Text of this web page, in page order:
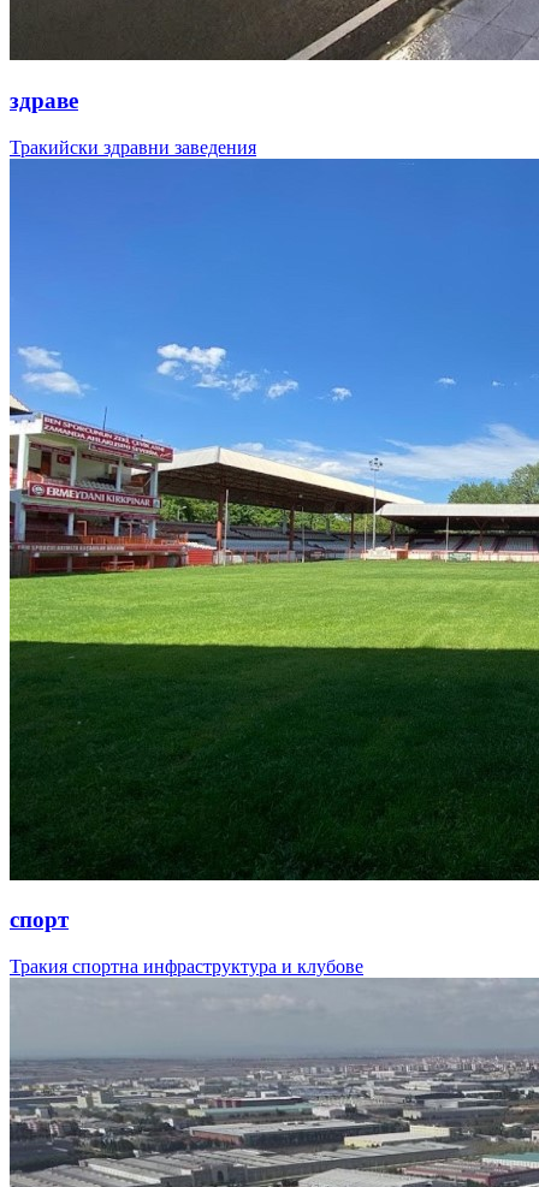
здраве
Тракийски здравни заведения
спорт
Тракия спортна инфраструктура и клубове